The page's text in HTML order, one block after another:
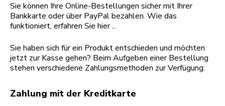
Sie können Ihre Online-Bestellungen sicher mit Ihrer
Bankkarte oder über PayPal bezahlen. Wie das
funktioniert, erfahren Sie hier ...
Sie haben sich für ein Produkt entschieden und möchten
jetzt zur Kasse gehen? Beim Aufgeben einer Bestellung
stehen verschiedene Zahlungsmethoden zur Verfügung:
Zahlung mit der Kreditkarte